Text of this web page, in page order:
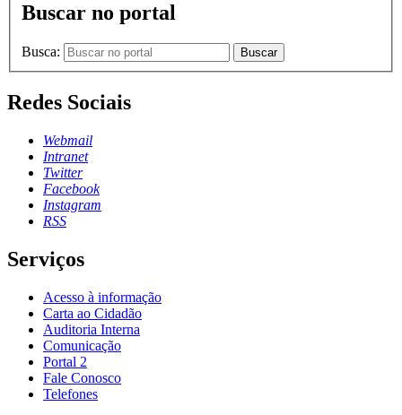
Buscar no portal
Busca: Buscar
Redes Sociais
Webmail
Intranet
Twitter
Facebook
Instagram
RSS
Serviços
Acesso à informação
Carta ao Cidadão
Auditoria Interna
Comunicação
Portal 2
Fale Conosco
Telefones